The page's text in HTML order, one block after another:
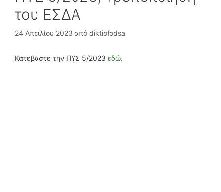
του ΕΣΔΑ
24 Απριλίου 2023 από diktiofodsa
Κατεβάστε την ΠΥΣ 5/2023 εδώ.